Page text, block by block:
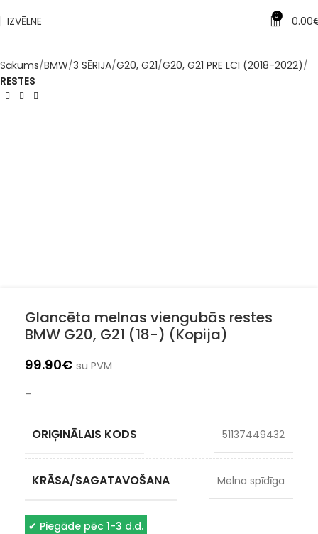
IZVĒLNE 0 0.00
Sākums BMW 3 SĒRIJA G20, G21 G20, G21 PRE LCI (2018-2022)
RESTES
Glancēta melnas viengubās restes
BMW G20, G21 (18-) (Kopija)
99.90€ su PVM
–
ORIĢINĀLAIS KODS 51137449432
KRĀSA/SAGATAVOŠANA Melna spīdīga
✔ Piegāde pēc 1-3 d.d.